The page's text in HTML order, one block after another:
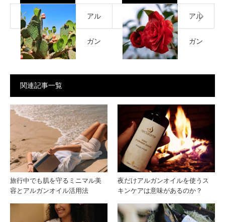
アル
ガン
ウチ
ワサ
ボテ
ンオ
アル
ガン
椿油
の違
い
は？
美容
関連記事一覧
旅行中でも肌を守るミニマル美
容とアルガンオイル活用法
夜だけアルガンオイルを使うス
キンケアは意味があるのか？